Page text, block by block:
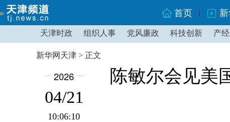
首页
天津时政 组织人事 党风廉政 科技创新 产
新华网天津 > 正文
2026
04/21
10:06:10
陈敏尔会见美